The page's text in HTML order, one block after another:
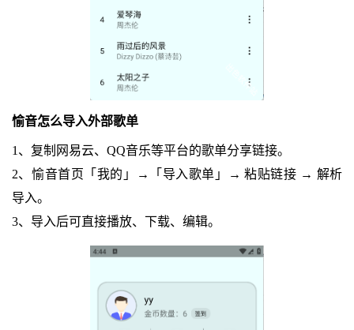
愉音怎么导入外部歌单
1、复制网易云、QQ音乐等平台的歌单分享链接。
2、愉音首页「我的」→「导入歌单」→ 粘贴链接 → 解析
导入。
3、导入后可直接播放、下载、编辑。